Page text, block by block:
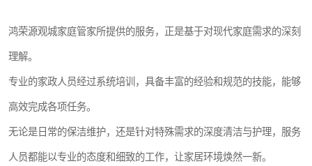
鸿荣源观城家庭管家所提供的服务，正是基于对现代家庭需求的深刻
理解。
专业的家政人员经过系统培训，具备丰富的经验和规范的技能，能够
高效完成各项任务。
无论是日常的保洁维护，还是针对特殊需求的深度清洁与护理，服务
人员都能以专业的态度和细致的工作，让家居环境焕然一新。